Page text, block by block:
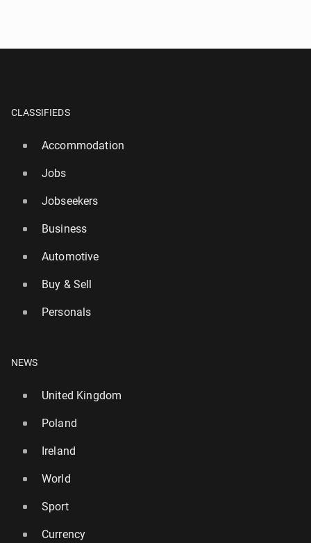
CLASSIFIEDS
Accommodation
Jobs
Jobseekers
Business
Automotive
Buy & Sell
Personals
NEWS
United Kingdom
Poland
Ireland
World
Sport
Currency